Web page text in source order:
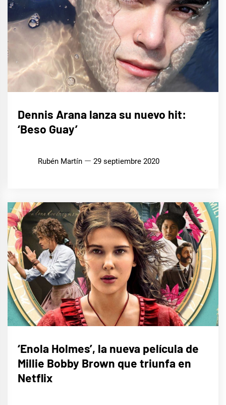
Dennis Arana lanza su nuevo hit:
‘Beso Guay’
Rubén Martín 29 septiembre 2020
SERIES
Y TV
‘Enola Holmes’, la nueva película de
Millie Bobby Brown que triunfa en
Netflix